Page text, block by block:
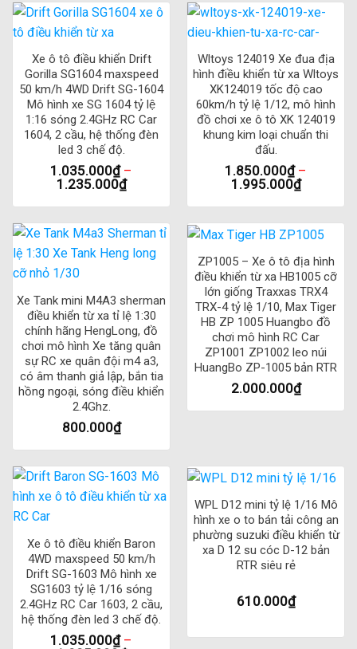
Xe ô tô điều khiển Drift
Gorilla SG1604 maxspeed
50 km/h 4WD Drift SG-1604
Mô hình xe SG 1604 tỷ lệ
1:16 sóng 2.4GHz RC Car
1604, 2 cầu, hệ thống đèn
led 3 chế độ.
1.035.000₫–
1.235.000₫
Wltoys 124019 Xe đua địa
hình điều khiển từ xa Wltoys
XK124019 tốc độ cao
60km/h tỷ lệ 1/12, mô hình
đồ chơi xe ô tô XK 124019
khung kim loại chuẩn thi
đấu.
1.850.000₫–
1.995.000₫
Xe Tank mini M4A3 sherman
điều khiển từ xa tỉ lệ 1:30
chính hãng HengLong, đồ
chơi mô hình Xe tăng quân
sự RC xe quân đội m4 a3,
có âm thanh giả lập, bắn tia
hồng ngoại, sóng điều khiển
2.4Ghz.
800.000₫
ZP1005 – Xe ô tô địa hình
điều khiển từ xa HB1005 cỡ
lớn giống Traxxas TRX4
TRX-4 tỷ lệ 1/10, Max Tiger
HB ZP 1005 Huangbo đồ
chơi mô hình RC Car
ZP1001 ZP1002 leo núi
HuangBo ZP-1005 bản RTR
2.000.000₫
Xe ô tô điều khiển Baron
4WD maxspeed 50 km/h
Drift SG-1603 Mô hình xe
SG1603 tỷ lệ 1/16 sóng
2.4GHz RC Car 1603, 2 cầu,
hệ thống đèn led 3 chế độ.
1.035.000₫–
WPL D12 mini tỷ lệ 1/16 Mô
hình xe o to bán tải công an
phường suzuki điều khiển từ
xa D 12 su cóc D-12 bản
RTR siêu rẻ
610.000₫